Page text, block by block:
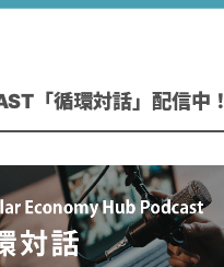
「循環対話」配信中！